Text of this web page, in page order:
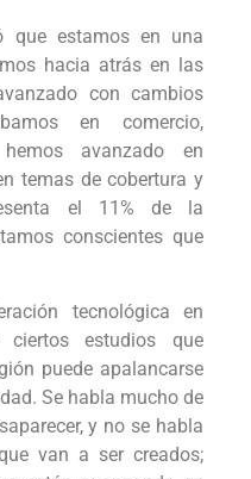
que estamos en una
hacia atrás en las
con cambios
en comercio,
avanzado en
temas de cobertura y
el 11% de la
conscientes que
tecnológica en
ciertos estudios que
puede apalancarse
Se habla mucho de
y no se habla
van a ser creados;